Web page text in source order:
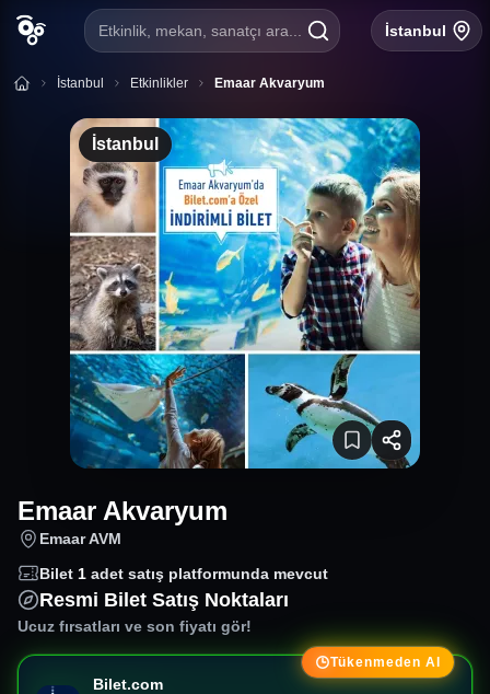
Etkinlik, mekan, sanatçı ara... İstanbul
İstanbul Etkinlikler Emaar Akvaryum
İstanbul
Emaar Akvaryum
Emaar AVM
Bilet 1 adet satış platformunda mevcut
Resmi Bilet Satış Noktaları
Ucuz fırsatları ve son fiyatı gör!
Tükenmeden Al
Bilet.com